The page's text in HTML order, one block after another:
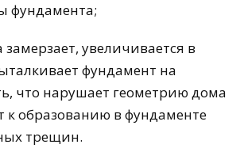
фундамента;
увеличивается в
фундамент на
что нарушает геометрию дома
к образованию в фундаменте
трещин.